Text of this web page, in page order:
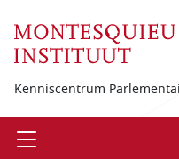
Kenniscentrum
Open